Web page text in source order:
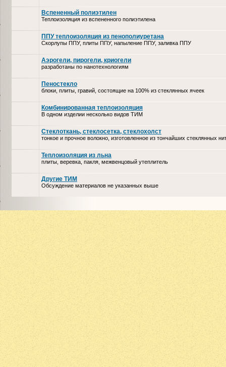
Вспененный полиэтилен
Теплоизоляция из вспененного полиэтилена
ППУ теплоизоляция из пенополиуретана
Скорлупы ППУ, плиты ППУ, напыление ППУ, заливка ППУ
Аэрогели, пирогели, криогели
разработаны по нанотехнологиям
Пеностекло
блоки, плиты, гравий, состоящие на 100% из стеклянных ячеек
Комбинированная теплоизоляция
В одном изделии несколько видов ТИМ
Стеклоткань, стеклосетка, cтеклохолст
тонкое и прочное волокно, изготовленное из тончайших стеклянных
Теплоизоляция из льна
плиты, веревка, пакля, межвенцовый утеплитель
Другие ТИМ
Обсуждение материалов не указанных выше